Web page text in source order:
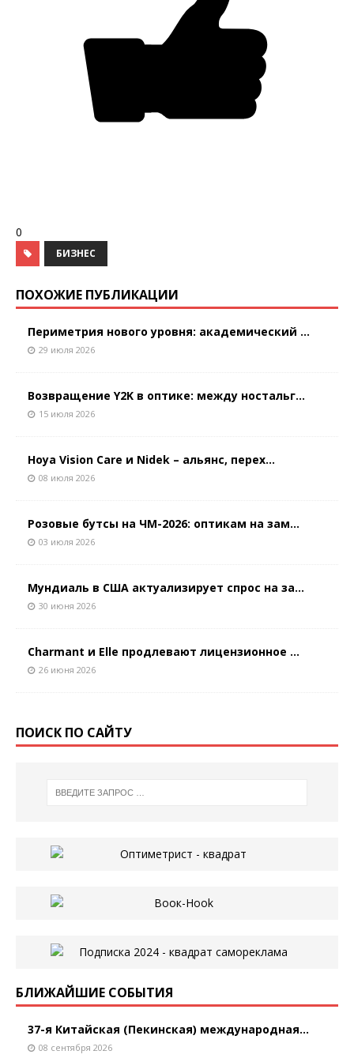
0
БИЗНЕС
ПОХОЖИЕ ПУБЛИКАЦИИ
Периметрия нового уровня: академический ...
29 июля 2026
Возвращение Y2K в оптике: между ностальг...
15 июля 2026
Hoya Vision Care и Nidek – альянс, перех...
08 июля 2026
Розовые бутсы на ЧМ-2026: оптикам на зам...
03 июля 2026
Мундиаль в США актуализирует спрос на за...
30 июня 2026
Charmant и Elle продлевают лицензионное ...
26 июня 2026
ПОИСК ПО САЙТУ
БЛИЖАЙШИЕ СОБЫТИЯ
37-я Китайская (Пекинская) международная...
08 сентября 2026